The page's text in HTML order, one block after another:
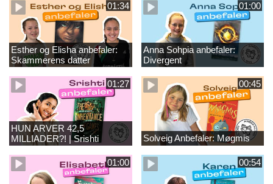
01:34
Esther og Elisha anbefaler:
Skammerens datter
01:00
Anna Sohpia anbefaler:
Divergent
01:27
HUN ARVER 42,5
MILLIADER?! | Srishti
anbefaler The Inheritance
Games
00:45
Solveig Anbefaler: Møgmis
01:00 00:54